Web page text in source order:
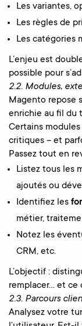
Les variantes,
Les règles de
Les catégories
L’enjeu est
possible pour
2.2. Modules,
Magento repose
enrichie au fil du
Certains
critiques – et
Passez tout en
Listez tous les
ajoutés ou
Identifiez les
métier,
Notez les
CRM, etc.
L’objectif :
remplacer… et ce
2.3. Parcours
Analysez votre